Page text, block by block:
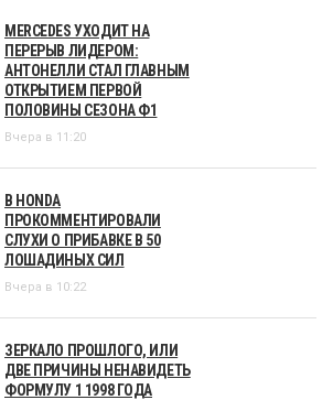
MERCEDES УХОДИТ НА
ПЕРЕРЫВ ЛИДЕРОМ:
АНТОНЕЛЛИ СТАЛ ГЛАВНЫМ
ОТКРЫТИЕМ ПЕРВОЙ
ПОЛОВИНЫ СЕЗОНА Ф1
Вчера в 11:20
В HONDA
ПРОКОММЕНТИРОВАЛИ
СЛУХИ О ПРИБАВКЕ В 50
ЛОШАДИНЫХ СИЛ
Вчера в 10:22
ЗЕРКАЛО ПРОШЛОГО, ИЛИ
ДВЕ ПРИЧИНЫ НЕНАВИДЕТЬ
ФОРМУЛУ 1 1998 ГОДА